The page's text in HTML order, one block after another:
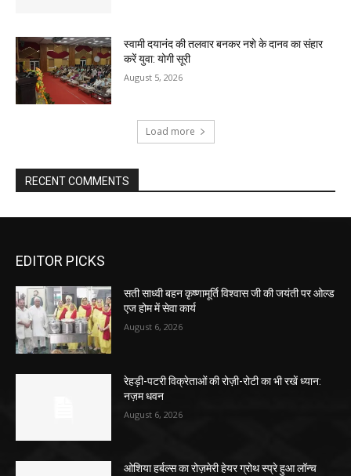
स्वामी दयानंद की तलवार बनकर नशे के दानव का संहार
करें युवा: योगी सूरी
August 5, 2026
Load more
RECENT COMMENTS
EDITOR PICKS
सती साध्वी बहन कृष्णामूर्ति विश्वास जी की जयंती पर ओल्ड
एज होम में सेवा कार्य
August 6, 2026
रेहड़ी-पटरी विक्रेताओं की रोज़ी-रोटी का भी रखें ध्यान:
नज़म धवन
August 6, 2026
ओशिया हर्बल्स का रोज़मेरी हेयर ग्रोथ स्प्रे हुआ लॉन्च